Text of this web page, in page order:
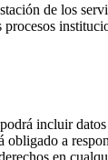
de los
incluir datos
obligado a
en